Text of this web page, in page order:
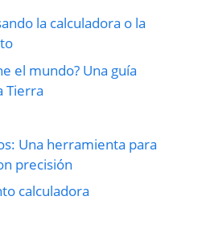
la calculadora o la
el mundo? Una guía
Tierra
Una herramienta para
precisión
calculadora